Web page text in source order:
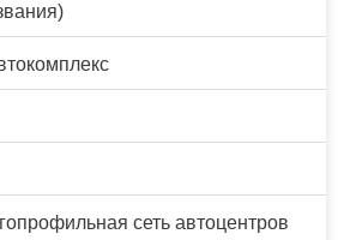
сеть автоцентров